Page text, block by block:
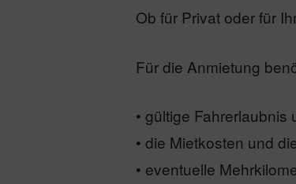
Ob für Privat oder für
Für die Anmietung
• gültige
• die Mietkosten und
• eventuelle